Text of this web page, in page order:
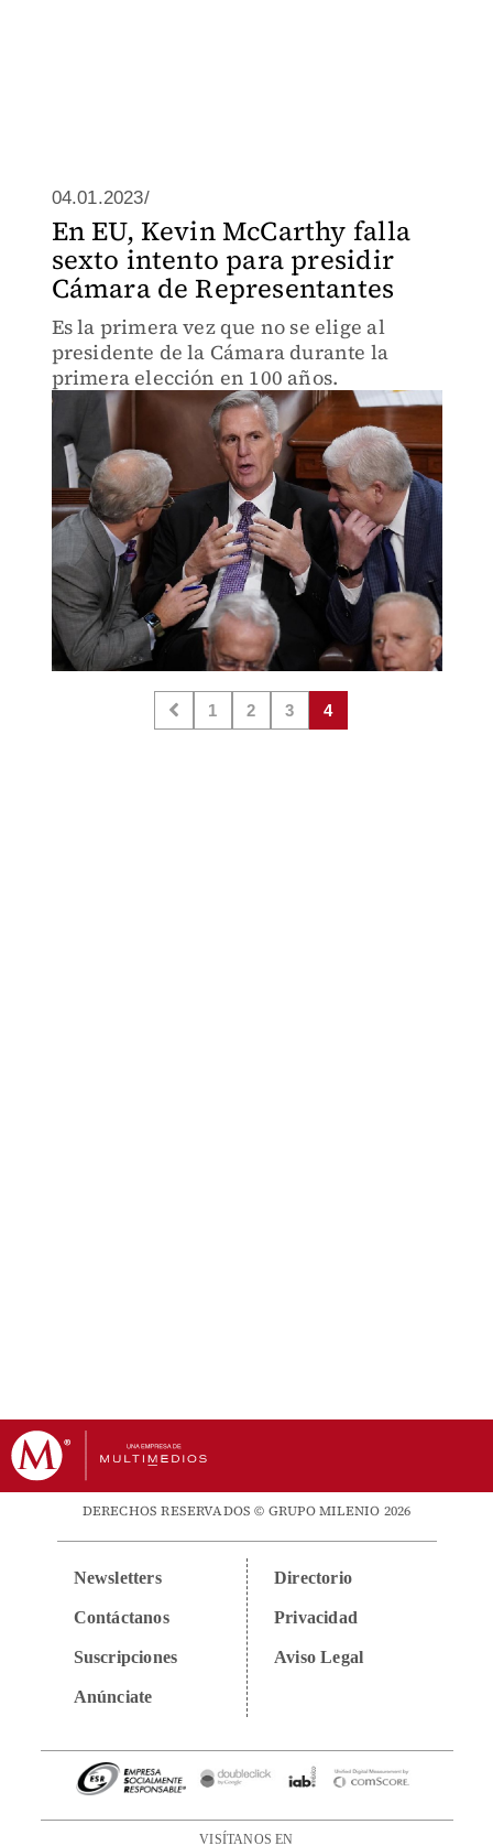
04.01.2023/
En EU, Kevin McCarthy falla
sexto intento para presidir
Cámara de Representantes
Es la primera vez que no se elige al
presidente de la Cámara durante la
primera elección en 100 años.
1 2 3 4
DERECHOS RESERVADOS © GRUPO MILENIO 2026
Newsletters
Contáctanos
Suscripciones
Anúnciate
Directorio
Privacidad
Aviso Legal
VISÍTANOS EN